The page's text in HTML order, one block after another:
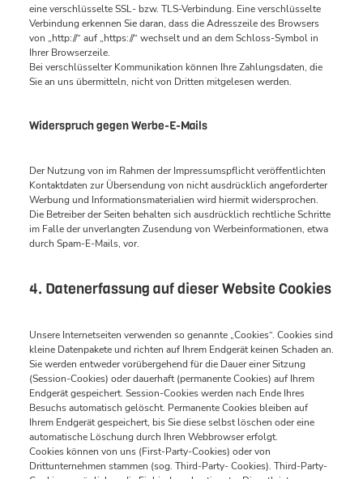
eine verschlüsselte SSL- bzw. TLS-Verbindung. Eine verschlüsselte
Verbindung erkennen Sie daran, dass die Adresszeile des Browsers
von „http://“ auf „https://“ wechselt und an dem Schloss-Symbol in
Ihrer Browserzeile.
Bei verschlüsselter Kommunikation können Ihre Zahlungsdaten, die
Sie an uns übermitteln, nicht von Dritten mitgelesen werden.
Widerspruch gegen Werbe-E-Mails
Der Nutzung von im Rahmen der Impressumspflicht veröffentlichten
Kontaktdaten zur Übersendung von nicht ausdrücklich angeforderter
Werbung und Informationsmaterialien wird hiermit widersprochen.
Die Betreiber der Seiten behalten sich ausdrücklich rechtliche Schritte
im Falle der unverlangten Zusendung von Werbeinformationen, etwa
durch Spam-E-Mails, vor.
4. Datenerfassung auf dieser Website Cookies
Unsere Internetseiten verwenden so genannte „Cookies“. Cookies sind
kleine Datenpakete und richten auf Ihrem Endgerät keinen Schaden an.
Sie werden entweder vorübergehend für die Dauer einer Sitzung
(Session-Cookies) oder dauerhaft (permanente Cookies) auf Ihrem
Endgerät gespeichert. Session-Cookies werden nach Ende Ihres
Besuchs automatisch gelöscht. Permanente Cookies bleiben auf
Ihrem Endgerät gespeichert, bis Sie diese selbst löschen oder eine
automatische Löschung durch Ihren Webbrowser erfolgt.
Cookies können von uns (First-Party-Cookies) oder von
Drittunternehmen stammen (sog. Third-Party- Cookies). Third-Party-